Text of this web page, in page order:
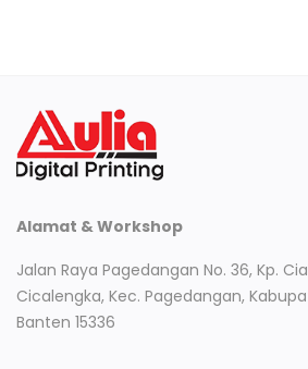
Alamat & Workshop
Jalan Raya Pagedangan No. 36, Kp.
Cicalengka, Kec. Pagedangan,
Banten 15336